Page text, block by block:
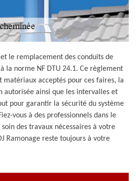
le remplacement des conduits de
la norme NF DTU 24.1. Ce règlement
matériaux acceptés pour ces faires, la
autorisée ainsi que les intervalles et
pour garantir la sécurité du système
vous à des professionnels dans le
des travaux nécessaires à votre
Ramonage reste toujours à votre